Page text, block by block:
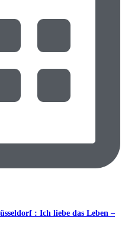
: Ich liebe das Leben –